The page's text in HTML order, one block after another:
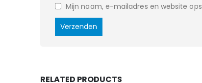
Mijn naam, e-mailadres en website
RELATED PRODUCTS